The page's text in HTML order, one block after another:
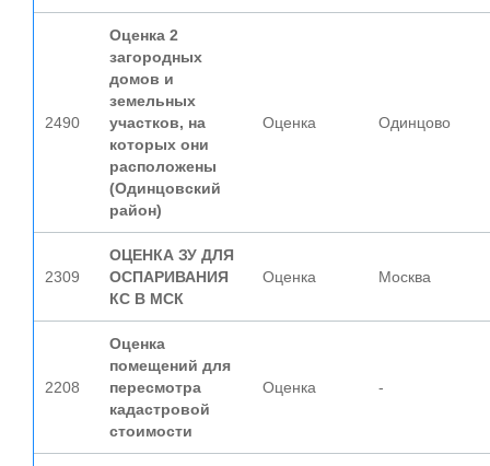
2490
Оценка 2
загородных
домов и
земельных
участков, на
которых они
расположены
(Одинцовский
район)
Оценка Одинцово
2309
ОЦЕНКА ЗУ ДЛЯ
ОСПАРИВАНИЯ
КС В МСК
Оценка Москва
2208
Оценка
помещений для
пересмотра
кадастровой
стоимости
Оценка -